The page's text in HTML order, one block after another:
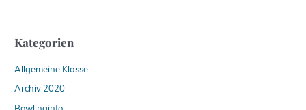
Kategorien
Allgemeine Klasse
Archiv 2020
Bowlinginfo